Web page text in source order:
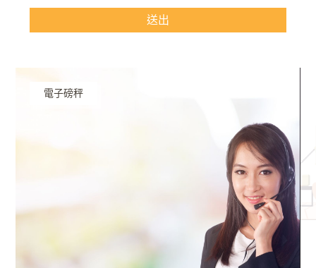
送出
電子磅秤